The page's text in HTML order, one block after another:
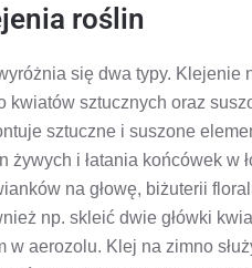
roślin
się dwa typy. Klejenie
kwiatów sztucznych oraz
sztuczne i suszone
żywych i łatania końcówek w
na głowę, biżuterii
np. skleić dwie główki
w aerozolu. Klej na zimno